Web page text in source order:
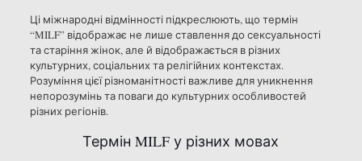
Ці міжнародні відмінності підкреслюють, що термін
“MILF” відображає не лише ставлення до сексуальності
та старіння жінок, але й відображається в різних
культурних, соціальних та релігійних контекстах.
Розуміння цієї різноманітності важливе для уникнення
непорозумінь та поваги до культурних особливостей
різних регіонів.
Термін MILF у різних мовах